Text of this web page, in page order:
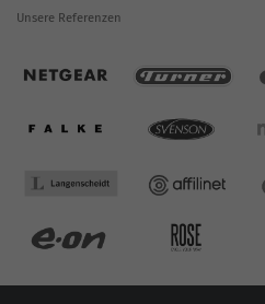
Unsere Referenzen